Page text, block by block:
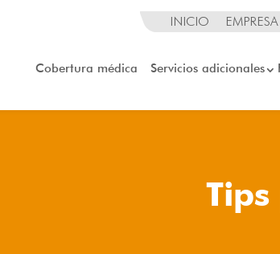
INICIO EMPRESA
Cobertura médica Servicios adicionales